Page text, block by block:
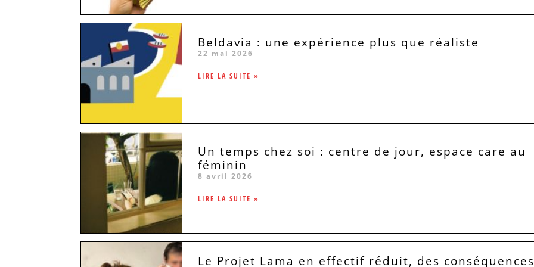
Beldavia : une expérience plus que réaliste
22 mai 2026
LIRE LA SUITE »
Un temps chez soi : centre de jour, espace care au
féminin
8 avril 2026
LIRE LA SUITE »
Le Projet Lama en effectif réduit, des conséquences